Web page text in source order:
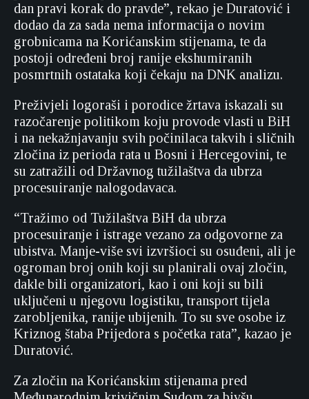
dan pravi korak do pravde”, rekao je Duratović i
dodao da za sada nema informacija o novim
grobnicama na Korićanskim stijenama, te da
postoji određeni broj ranije ekshumiranih
posmrtnih ostataka koji čekaju na DNK analizu.
Preživjeli logoraši i porodice žrtava iskazali su
razočarenje politikom koju provode vlasti u BiH
i na nekažnjavanju svih počinilaca takvih i sličnih
zločina iz perioda rata u Bosni i Hercegovini, te
su zatražili od Državnog tužilaštva da ubrza
procesuiranje nalogodavaca.
“Tražimo od Tužilaštva BiH da ubrza
procesuiranje i istrage vezano za odgovorne za
ubistva. Manje-više svi izvršioci su osuđeni, ali je
ogroman broj onih koji su planirali ovaj zločin,
dakle bili organizatori, kao i oni koji su bili
uključeni u njegovu logistiku, transport tijela
zarobljenika, ranije ubijenih. To su sve osobe iz
Kriznog štaba Prijedora s početka rata”, kazao je
Duratović.
Za zločin na Korićanskim stijenama pred